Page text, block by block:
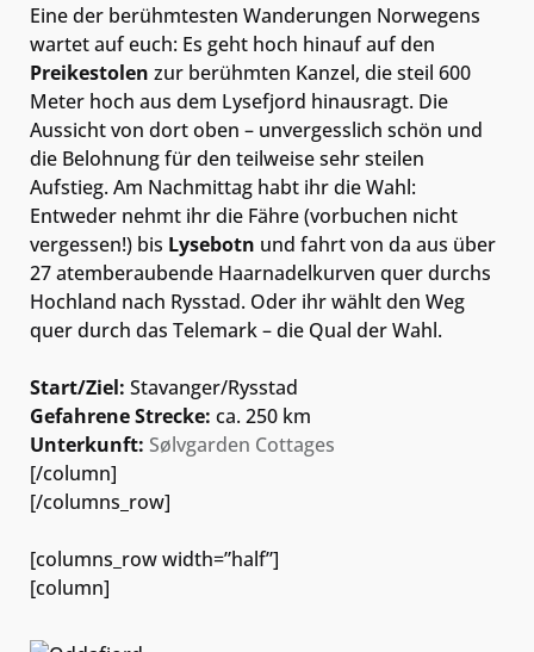
Eine der berühmtesten Wanderungen Norwegens
wartet auf euch: Es geht hoch hinauf auf den
Preikestolen zur berühmten Kanzel, die steil 600
Meter hoch aus dem Lysefjord hinausragt. Die
Aussicht von dort oben – unvergesslich schön und
die Belohnung für den teilweise sehr steilen
Aufstieg. Am Nachmittag habt ihr die Wahl:
Entweder nehmt ihr die Fähre (vorbuchen nicht
vergessen!) bis Lysebotn und fahrt von da aus über
27 atemberaubende Haarnadelkurven quer durchs
Hochland nach Rysstad. Oder ihr wählt den Weg
quer durch das Telemark – die Qual der Wahl.
Start/Ziel: Stavanger/Rysstad
Gefahrene Strecke: ca. 250 km
Unterkunft: Sølvgarden Cottages
[/column]
[/columns_row]
[columns_row width=”half”]
[column]